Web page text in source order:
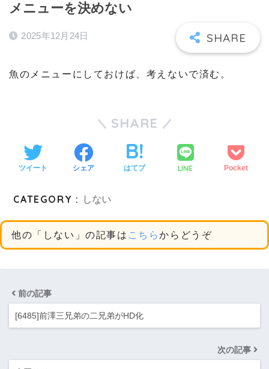
メニューを決めない
2025年12月24日
魚のメニューにしておけば、考えないで済む。
SHARE
ツイート シェア はてブ LINE Pocket
CATEGORY : しない
他の「しない」の記事は こちらからどうぞ
前の記事
[6485]前澤三兄弟の二兄弟がHD化
次の記事